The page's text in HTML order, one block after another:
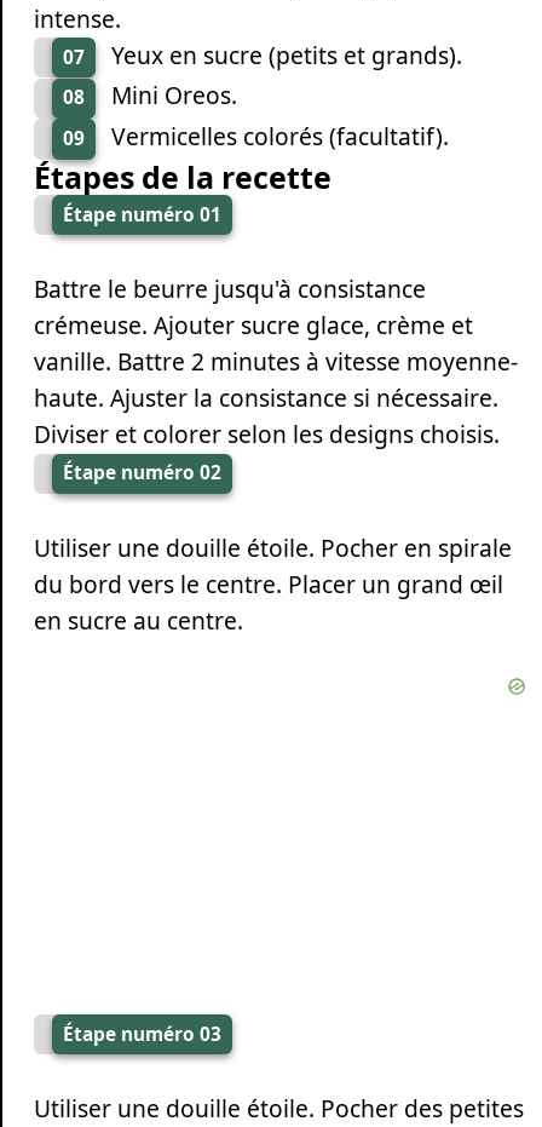
intense.
07 Yeux en sucre (petits et grands).
08 Mini Oreos.
09 Vermicelles colorés (facultatif).
Étapes de la recette
Étape numéro 01
Battre le beurre jusqu'à consistance
crémeuse. Ajouter sucre glace, crème et
vanille. Battre 2 minutes à vitesse moyenne-
haute. Ajuster la consistance si nécessaire.
Diviser et colorer selon les designs choisis.
Étape numéro 02
Utiliser une douille étoile. Pocher en spirale
du bord vers le centre. Placer un grand œil
en sucre au centre.
Étape numéro 03
Utiliser une douille étoile. Pocher des petites